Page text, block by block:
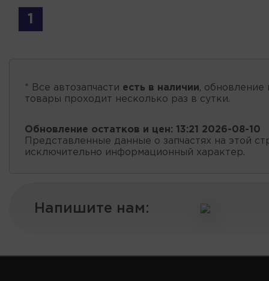
1
* Все автозапчасти есть в наличии, обновление
товары проходит несколько раз в сутки.
Обновление остатков и цен: 13:21 2026-08-10
Представленные данные о запчастях на этой
исключительно информационный характер.
Напишите нам: